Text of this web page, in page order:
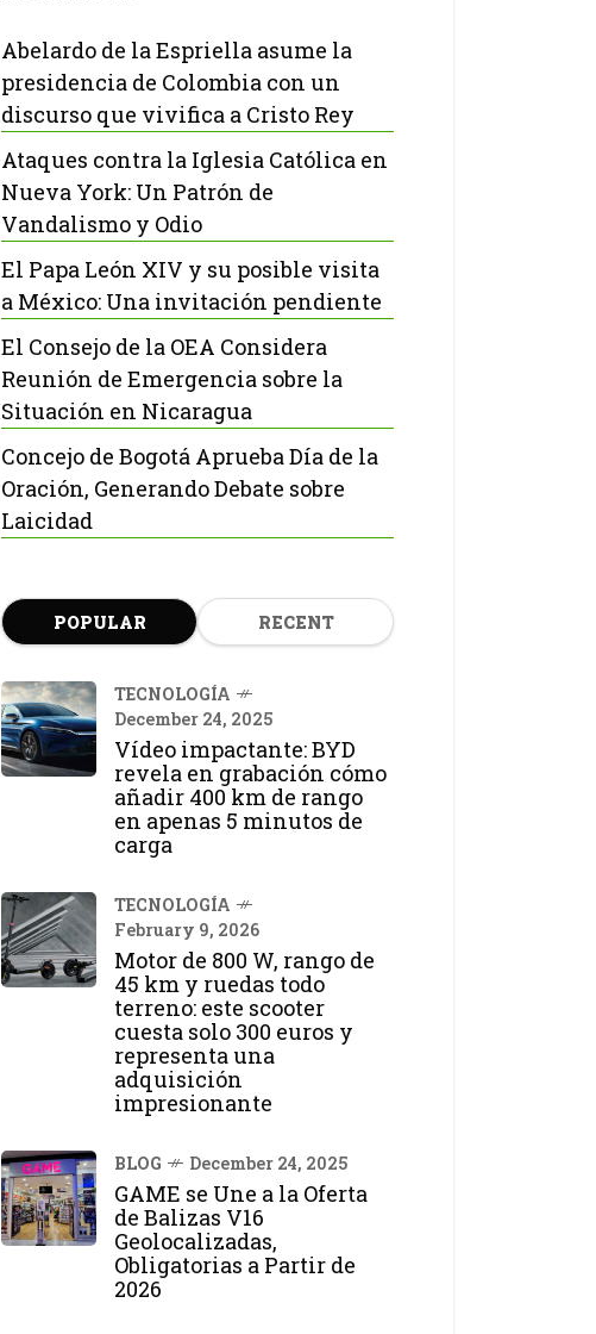
Abelardo de la Espriella asume la
presidencia de Colombia con un
discurso que vivifica a Cristo Rey
Ataques contra la Iglesia Católica en
Nueva York: Un Patrón de
Vandalismo y Odio
El Papa León XIV y su posible visita
a México: Una invitación pendiente
El Consejo de la OEA Considera
Reunión de Emergencia sobre la
Situación en Nicaragua
Concejo de Bogotá Aprueba Día de la
Oración, Generando Debate sobre
Laicidad
POPULAR RECENT
TECNOLOGÍA
December 24, 2025
Vídeo impactante: BYD
revela en grabación cómo
añadir 400 km de rango
en apenas 5 minutos de
carga
TECNOLOGÍA
February 9, 2026
Motor de 800 W, rango de
45 km y ruedas todo
terreno: este scooter
cuesta solo 300 euros y
representa una
adquisición
impresionante
BLOG December 24, 2025
GAME se Une a la Oferta
de Balizas V16
Geolocalizadas,
Obligatorias a Partir de
2026